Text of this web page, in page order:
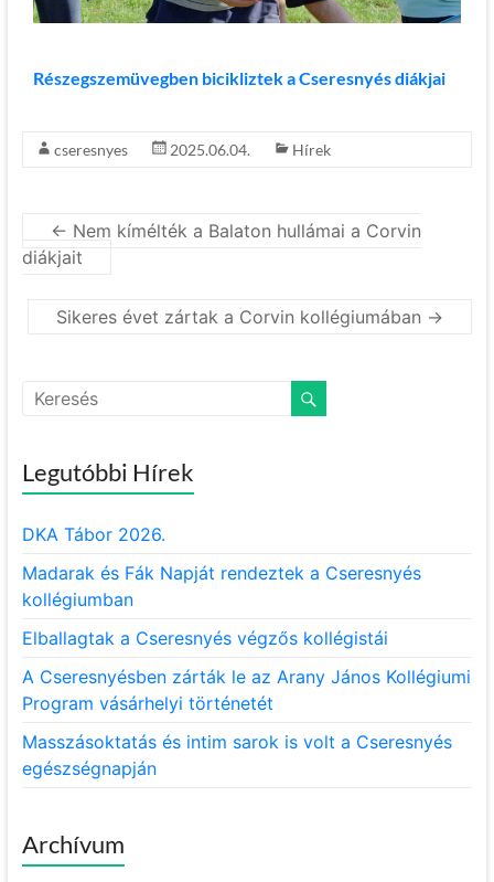
Részegszemüvegben bicikliztek a Cseresnyés diákjai
cseresnyes 2025.06.04. Hírek
← Nem kímélték a Balaton hullámai a Corvin
diákjait
Sikeres évet zártak a Corvin kollégiumában →
Legutóbbi Hírek
DKA Tábor 2026.
Madarak és Fák Napját rendeztek a Cseresnyés
kollégiumban
Elballagtak a Cseresnyés végzős kollégistái
A Cseresnyésben zárták le az Arany János Kollégiumi
Program vásárhelyi történetét
Masszásoktatás és intim sarok is volt a Cseresnyés
egészségnapján
Archívum